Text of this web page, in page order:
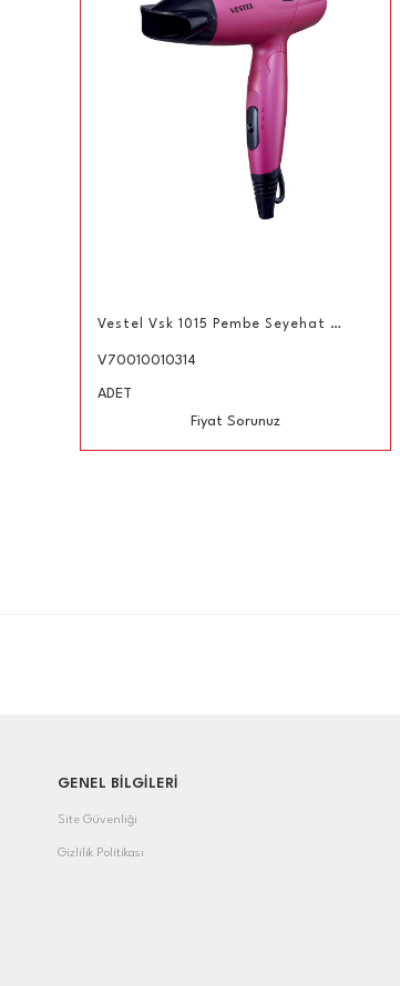
Vestel Vsk 1015 Pembe Seyehat Tipi Saç Kurutma Makinesi
V70010010314
ADET
Fiyat Sorunuz
GENEL BİLGİLERİ
Site Güvenliği
Gizlilik Politikası